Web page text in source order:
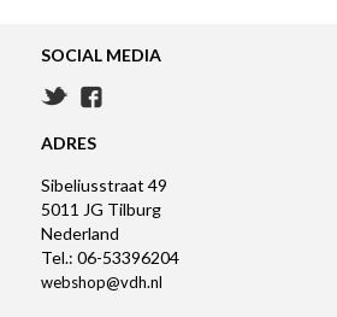
SOCIAL MEDIA
ADRES
Sibeliusstraat 49
5011 JG Tilburg
Nederland
Tel.: 06-53396204
webshop@vdh.nl